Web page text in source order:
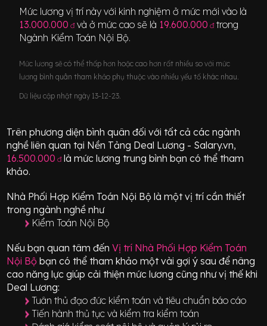
Mức lương vị trí này với kinh nghiệm ở mức mới vào là
13.000.000 đ và ở mức cao sẽ là 19.600.000 đ trong
Ngành Kiểm Toán Nội Bộ.
Mức lương sẽ có thể thấp hơn hoặc cao hơn rất nhiều so với mức
lương bình quân tham khảo phụ thuộc vào nhiều yếu tố khác nhau.
Dữ liệu cập nhật ngày 13-12-23.
Trên phương diện bình quân đối với tất cả các ngành
nghề liên quan tại Nền Tảng Deal Lương - Salary.vn,
16.500.000 đlà mức lương trung bình bạn có thể tham
khảo.
Nhà Phối Hợp Kiểm Toán Nội Bộ là một vị trícần thiết
trong ngành nghề như
Kiểm Toán Nội Bộ
Nếu bạn quan tâm đến Vị trí Nhà Phối Hợp Kiểm Toán
Nội Bộ bạn có thể tham khảo một vài gợi ý sau để nâng
cao năng lực giúp cải thiện mức lương cũng như vị thế khi
Deal Lương:
Tuân thủ đạo đức kiểm toán và tiêu chuẩn báo cáo
Tiến hành thủ tục và kiểm tra kiểm toán